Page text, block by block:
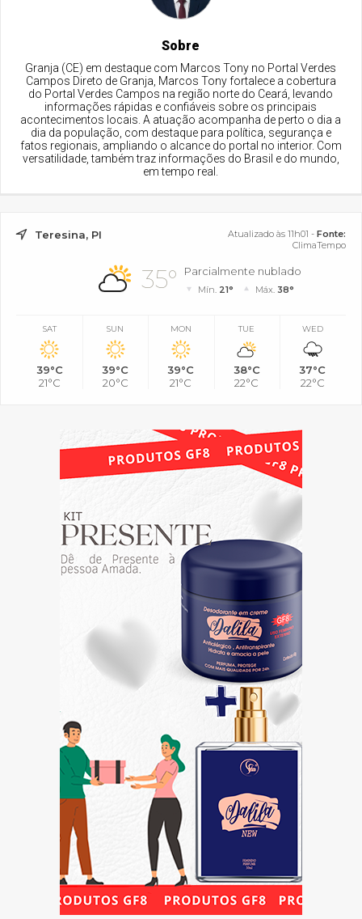
Sobre
Granja (CE) em destaque com Marcos Tony no Portal Verdes
Campos Direto de Granja, Marcos Tony fortalece a cobertura
do Portal Verdes Campos na região norte do Ceará, levando
informações rápidas e confiáveis sobre os principais
acontecimentos locais. A atuação acompanha de perto o dia a
dia da população, com destaque para política, segurança e
fatos regionais, ampliando o alcance do portal no interior. Com
versatilidade, também traz informações do Brasil e do mundo,
em tempo real.
Teresina, PI Atualizado às 11h01 - Fonte:
ClimaTempo
35° Parcialmente nublado
Mín. 21° Máx. 38°
SAT
39°C
21°C
SUN
39°C
20°C
MON
39°C
21°C
TUE
38°C
22°C
WED
37°C
22°C